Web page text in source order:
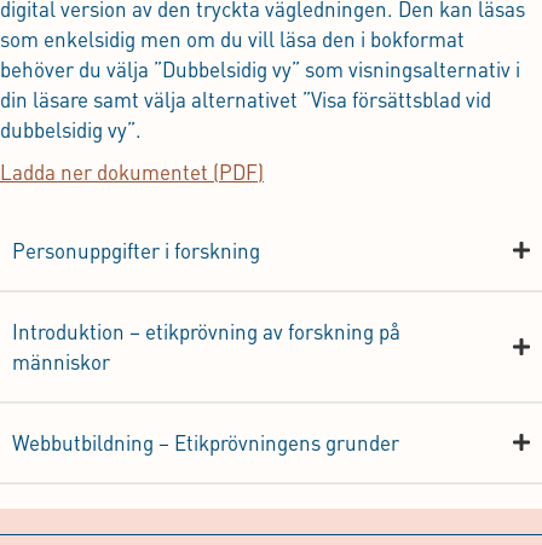
digital version av den tryckta vägledningen. Den kan läsas
som enkelsidig men om du vill läsa den i bokformat
behöver du välja ”Dubbelsidig vy” som visningsalternativ i
din läsare samt välja alternativet ”Visa försättsblad vid
dubbelsidig vy”.
Ladda ner dokumentet (PDF)
Personuppgifter i forskning
Introduktion – etikprövning av forskning på
människor
Webbutbildning – Etikprövningens grunder